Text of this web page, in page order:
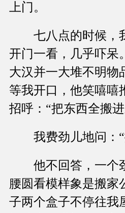
上门。
七八点的时候，
开门一看，几乎吓呆
大汉并一大堆不明物
等我开口，他笑嘻嘻
招呼：“把东西全搬
我费劲儿地问：“
他不回答，一个
腰圆看模样象是搬家
子两个盒子不停往我